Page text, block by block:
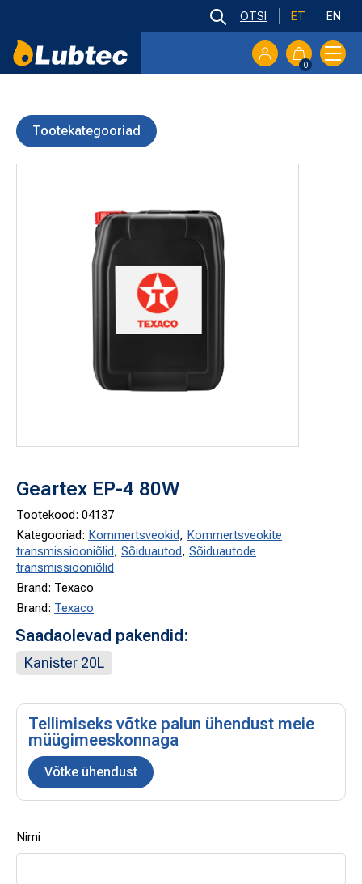
ET EN
0
Tootekategooriad
Geartex EP-4 80W
Tootekood: 04137
Kategooriad: Kommertsveokid, Kommertsveokite
transmissiooniõlid, Sõiduautod, Sõiduautode
transmissiooniõlid
Brand: Texaco
Brand: Texaco
Saadaolevad pakendid:
Kanister 20L
Tellimiseks võtke palun ühendust meie
müügimeeskonnaga
Võtke ühendust
Nimi